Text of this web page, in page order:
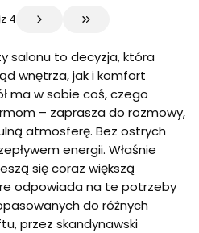
z 4 Przejdź do ostatniej
salonu to decyzja, która
wnętrza, jak i komfort
ma w sobie coś, czego
– zaprasza do rozmowy,
atmosferę. Bez ostrych
energii. Właśnie
się coraz większą
odpowiada na te potrzeby
do różnych
przez skandynawski